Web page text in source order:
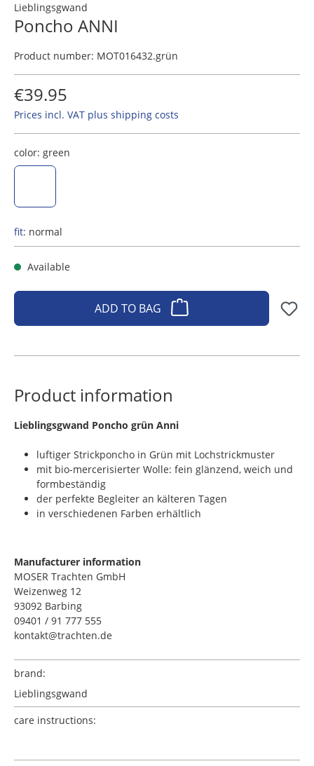
Lieblingsgwand
Poncho ANNI
Product number: MOT016432.grün
€39.95
Prices incl. VAT plus shipping costs
color: green
fit: normal
Available
ADD TO BAG
Product information
​Lieblingsgwand Poncho grün Anni
luftiger Strickponcho in Grün mit Lochstrickmuster
mit bio-mercerisierter Wolle: fein glänzend, weich und
formbeständig
der perfekte Begleiter an kälteren Tagen
in verschiedenen Farben erhältlich
Manufacturer information
MOSER Trachten GmbH
Weizenweg 12
93092 Barbing
09401 / 91 777 555
kontakt@trachten.de
brand:
Lieblingsgwand
care instructions: